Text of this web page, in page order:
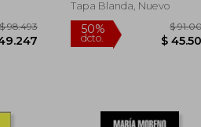
Tapa Blanda, Nuevo